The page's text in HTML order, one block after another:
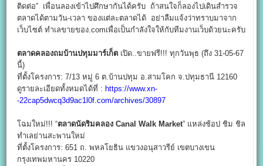
ติดต่อ” เพื่อนลองเข้าไปศึกษากันได้ครับ ถ้าสนใจก็ลองไปเดินสำรวจ
ตลาดได้ตามวัน-เวลา ของแต่ละตลาดได้ อย่าลืมแจ้งว่าทราบมาจาก
เว็บไซต์ ทำเลขายของ.comเพื่อเป็นกำลังใจให้กับทีมงานเว็บด้วยนะครับ
ตลาดคลองถมบ้านปทุมมาร์เก็ต เปิด..ขายฟรี!!! ทุกวันพุธ (ถึง 31-05-67
นี้)
ที่ตั้งโครงการ: 7/13 หมู่ 6 ต.บ้านปทุม อ.สามโคก จ.ปทุมธานี 12160
ดูรายละเอียดทั้งหมดได้ที่ : https://www.xn-
-22cap5dwcq3d9ac1l0f.com/archives/30897
โฉมใหม่!!! “ตลาดนัดริมคลองCanal Walk Market” แหล่งช้อป ชิม ชิล
ทำเลย่านสะพานใหม่
ที่ตั้งโครงการ: 651 ถ. พหลโยธิน แขวงอนุสาวรีย์ เขตบางเขน
กรุงเทพมหานคร 10220